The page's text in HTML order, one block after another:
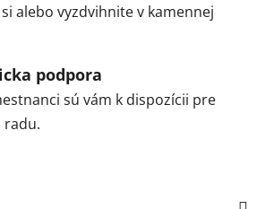
alebo vyzdvihnite v kamennej
podpora
sú vám k dispozícii pre